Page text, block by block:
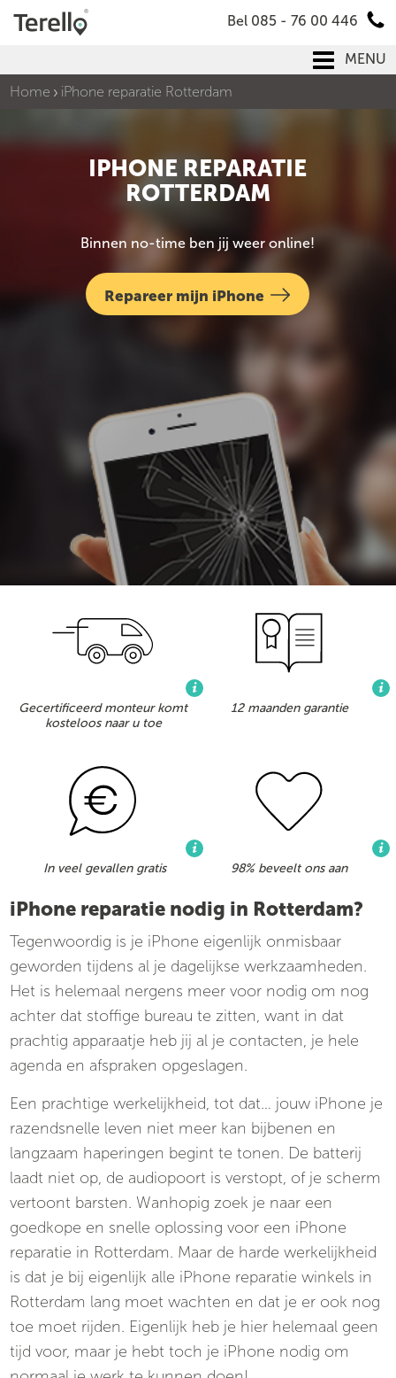
Bel 085 - 76 00 446
MENU
Home
iPhone reparatie Rotterdam
IPHONE REPARATIE
ROTTERDAM
Binnen no-time ben jij weer online!
Repareer mijn iPhone
Gecertificeerd monteur komt
kosteloos naar u toe
12 maanden garantie
In veel gevallen gratis 98% beveelt ons aan
iPhone reparatie nodig in Rotterdam?
Tegenwoordig is je iPhone eigenlijk onmisbaar
geworden tijdens al je dagelijkse werkzaamheden.
Het is helemaal nergens meer voor nodig om nog
achter dat stoffige bureau te zitten, want in dat
prachtig apparaatje heb jij al je contacten, je hele
agenda en afspraken opgeslagen.
Een prachtige werkelijkheid, tot dat… jouw iPhone je
razendsnelle leven niet meer kan bijbenen en
langzaam haperingen begint te tonen. De batterij
laadt niet op, de audiopoort is verstopt, of je scherm
vertoont barsten. Wanhopig zoek je naar een
goedkope en snelle oplossing voor een iPhone
reparatie in Rotterdam. Maar de harde werkelijkheid
is dat je bij eigenlijk alle iPhone reparatie winkels in
Rotterdam lang moet wachten en dat je er ook nog
toe moet rijden. Eigenlijk heb je hier helemaal geen
tijd voor, maar je hebt toch je iPhone nodig om